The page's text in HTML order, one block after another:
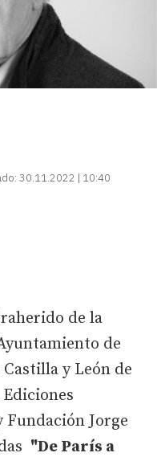
30.11.2022 | 10:40
de la
de
y León de
Fundación Jorge
"De París a